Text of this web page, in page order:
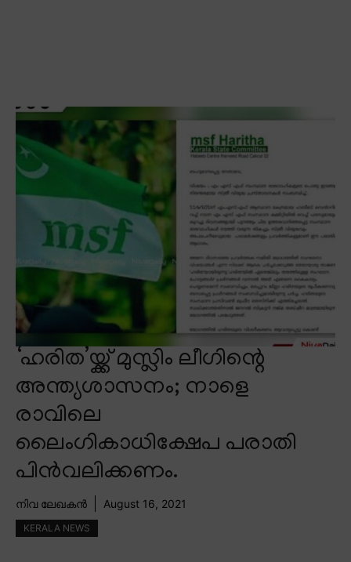
‘ഹരിത’യ്ക്ക് മുസ്ലിം ലീഗിന്റെ
അന്ത്യശാസനം; നാളെ
രാവിലെ
ലൈംഗികാധിക്ഷേപ പരാതി
പിൻവലിക്കണം.
നിവ ലേഖകൻ August 16, 2021
KERALA NEWS